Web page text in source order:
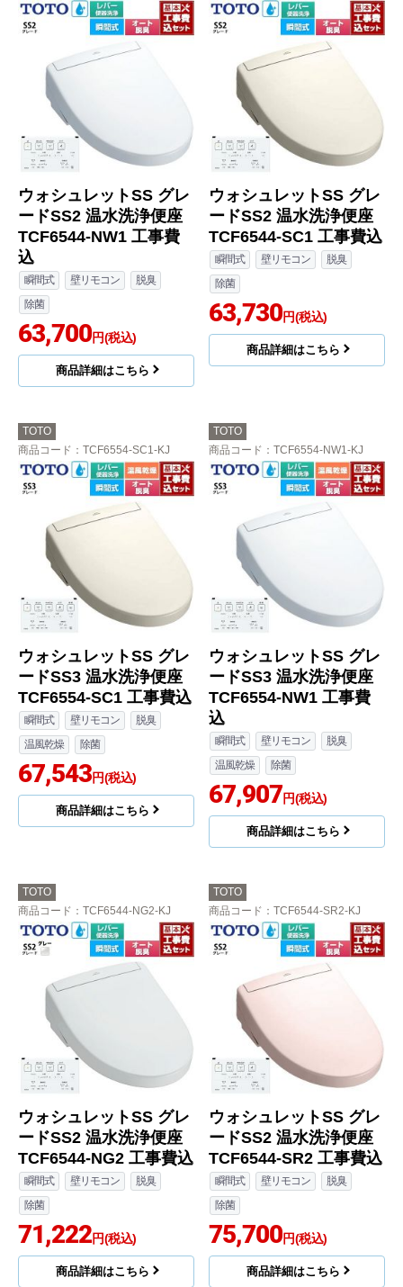
ウォシュレットSS グレ
ードSS2 温水洗浄便座
TCF6544-NW1 工事費
込
瞬間式 壁リモコン
脱臭
除菌
63,700円(税込)
商品詳細はこちら
ウォシュレットSS グレ
ードSS2 温水洗浄便座
TCF6544-SC1 工事費込
瞬間式 壁リモコン
脱臭
除菌
63,730円(税込)
商品詳細はこちら
TOTO
商品コード ：TCF6554-SC1-KJ
ウォシュレットSS グレ
ードSS3 温水洗浄便座
TCF6554-SC1 工事費込
瞬間式 壁リモコン
脱臭
温風乾燥
除菌
67,543円(税込)
商品詳細はこちら
TOTO
商品コード ：TCF6554-NW1-KJ
ウォシュレットSS グレ
ードSS3 温水洗浄便座
TCF6554-NW1 工事費
込
瞬間式 壁リモコン
脱臭
温風乾燥
除菌
67,907円(税込)
商品詳細はこちら
TOTO
商品コード ：TCF6544-NG2-KJ
ウォシュレットSS グレ
ードSS2 温水洗浄便座
TCF6544-NG2 工事費込
瞬間式 壁リモコン
脱臭
除菌
71,222円(税込)
商品詳細はこちら
TOTO
商品コード ：TCF6544-SR2-KJ
ウォシュレットSS グレ
ードSS2 温水洗浄便座
TCF6544-SR2 工事費込
瞬間式 壁リモコン
脱臭
除菌
75,700円(税込)
商品詳細はこちら